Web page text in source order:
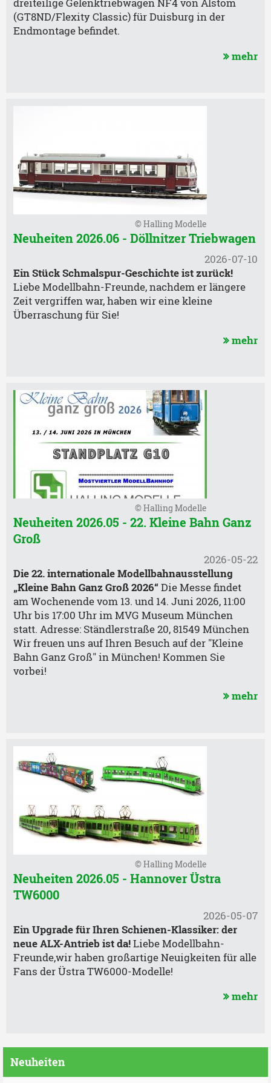
dreiteilige Gelenktriebwagen NF4 von Alstom
(GT8ND/Flexity Classic) für Duisburg in der
Endmontage befindet.
mehr
© Halling Modelle
Neuheiten 2026.06 - Döllnitzer Triebwagen
2026-07-10
Ein Stück Schmalspur-Geschichte ist zurück!
Liebe Modellbahn-Freunde, nachdem er längere
Zeit vergriffen war, haben wir eine kleine
Überraschung für Sie!
mehr
© Halling Modelle
Neuheiten 2026.05 - 22. Kleine Bahn Ganz
Groß
2026-05-22
Die 22. internationale Modellbahnausstellung
„Kleine Bahn Ganz Groß 2026“ Die Messe findet
am Wochenende vom 13. und 14. Juni 2026, 11:00
Uhr bis 17:00 Uhr im MVG Museum München
statt. Adresse: Ständlerstraße 20, 81549 München
Wir freuen uns auf Ihren Besuch auf der "Kleine
Bahn Ganz Groß" in München! Kommen Sie
vorbei!
mehr
© Halling Modelle
Neuheiten 2026.05 - Hannover Üstra
TW6000
2026-05-07
Ein Upgrade für Ihren Schienen-Klassiker: der
neue ALX-Antrieb ist da!Liebe Modellbahn-
Freunde,wir haben großartige Neuigkeiten für alle
Fans der Üstra TW6000-Modelle!
mehr
Neuheiten